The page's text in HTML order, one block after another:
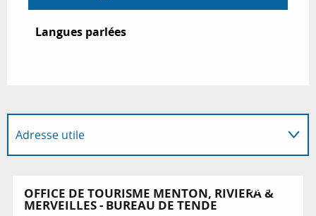
Langues parlées
Langues parlées
Adresse utile
OFFICE DE TOURISME MENTON, RIVIERA &
MERVEILLES - BUREAU DE TENDE
Réservable